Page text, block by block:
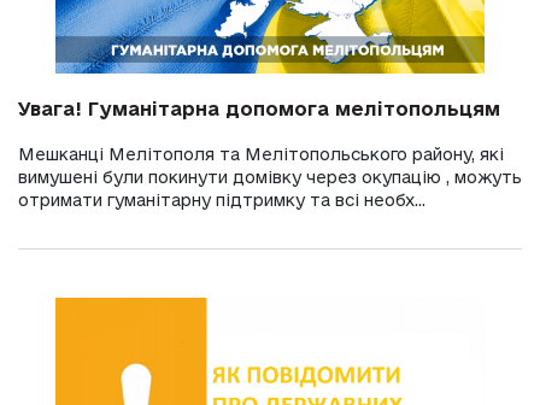
Увага! Гуманітарна допомога мелітопольцям
Мешканці Мелітополя та Мелітопольського району, які
вимушені були покинути домівку через окупацію , можуть
отримати гуманітарну підтримку та всі необх...